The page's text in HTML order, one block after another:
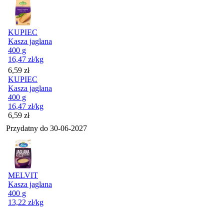
KUPIEC
Kasza jaglana
400 g
16,47 zł/kg
Cena
6,59 zł
KUPIEC
Kasza jaglana
400 g
16,47 zł/kg
Cena
6,59 zł
Przydatny do 30-06-2027
MELVIT
Kasza jaglana
400 g
13,22 zł/kg